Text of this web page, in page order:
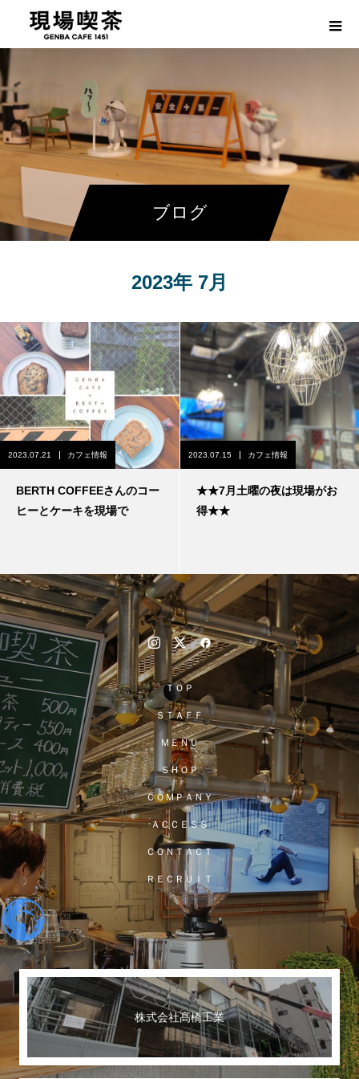
ブログ
2023年 7月
2023.07.21 カフェ情報
BERTH COFFEEさんのコー
ヒーとケーキを現場で
2023.07.15 カフェ情報
★★7月土曜の夜は現場がお
得★★
ＴＯＰ
ＳＴＡＦＦ
ＭＥＮＵ
ＳＨＯＰ
ＣＯＭＰＡＮＹ
ＡＣＣＥＳＳ
ＣＯＮＴＡＣＴ
ＲＥＣＲＵＩＴ
株式会社髙橋工業